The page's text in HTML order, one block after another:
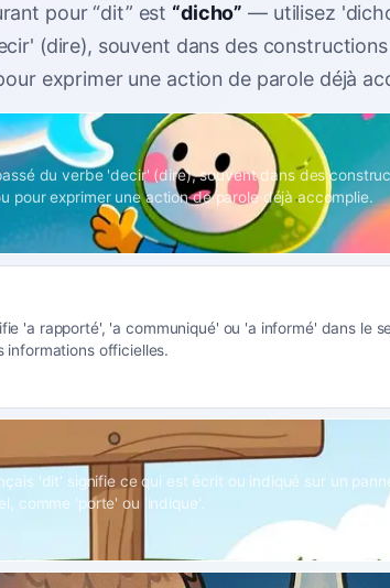
pour“dit” est “dicho” — utilisez
(dire), souvent dans des
exprimer une action de parole déjà
du verbe 'decir' (dire), souvent dans des
pour exprimer une action de parole déjà accomplie.
'a rapporté', 'a communiqué' ou 'a informé' dans le
informations officielles.
'dit' signifie ce qui est écrit ou indiqué sur un
comme 'porte' ou 'indique'.